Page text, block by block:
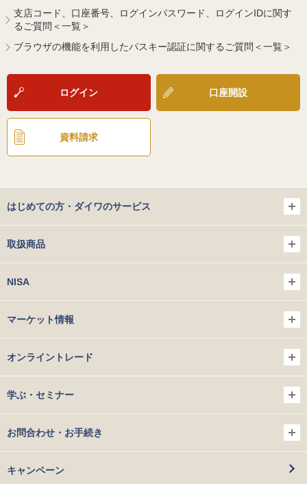
支店コード、口座番号、ログインパスワード、ログインIDに関す
るご質問＜一覧＞
ブラウザの機能を利用したパスキー認証に関するご質問＜一覧＞
ログイン 口座開設
資料請求
はじめての方・ダイワのサービス
取扱商品
NISA
マーケット情報
オンライントレード
学ぶ・セミナー
お問合わせ・お手続き
キャンペーン